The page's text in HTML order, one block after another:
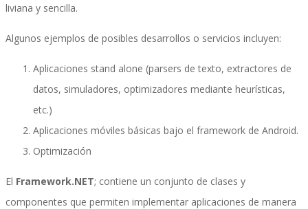
Control de Calidad y Pruebas de Software
Servicios de Consultoría en Entrenamiento y
Cambio
liviana y sencilla.
Algunos ejemplos de posibles desarrollos o servicios incluyen:
Aplicaciones stand alone (parsers de texto, extractores de
datos, simuladores, optimizadores mediante heurísticas,
etc.)
Aplicaciones móviles básicas bajo el framework de Android.
Optimización
El Framework.NET; contiene un conjunto de clases y
componentes que permiten implementar aplicaciones de manera